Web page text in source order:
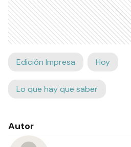
Edición Impresa Hoy
Lo que hay que saber
Autor